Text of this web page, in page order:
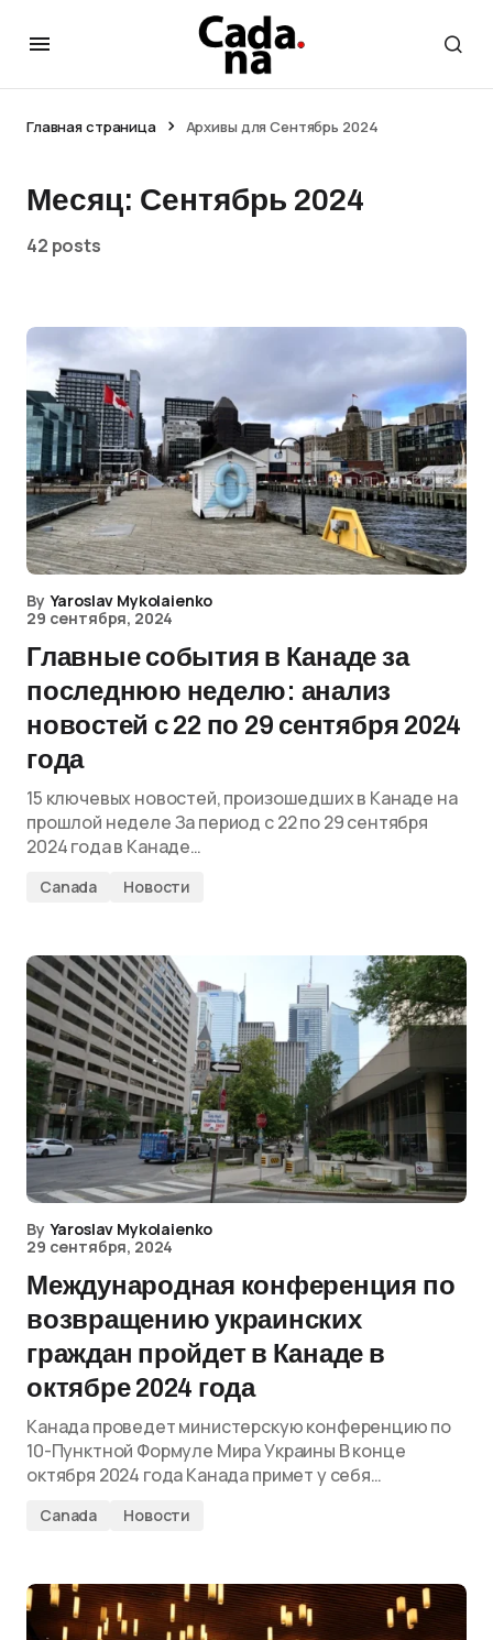
Главная страница Архивы для Сентябрь 2024
Месяц: Сентябрь 2024
42 posts
By Yaroslav Mykolaienko
29 сентября, 2024
Главные события в Канаде за
последнюю неделю: анализ
новостей с 22 по 29 сентября 2024
года
15 ключевых новостей, произошедших в Канаде на
прошлой неделе За период с 22 по 29 сентября
2024 года в Канаде…
Canada Новости
By Yaroslav Mykolaienko
29 сентября, 2024
Международная конференция по
возвращению украинских
граждан пройдет в Канаде в
октябре 2024 года
Канада проведет министерскую конференцию по
10-Пунктной Формуле Мира Украины В конце
октября 2024 года Канада примет у себя…
Canada Новости